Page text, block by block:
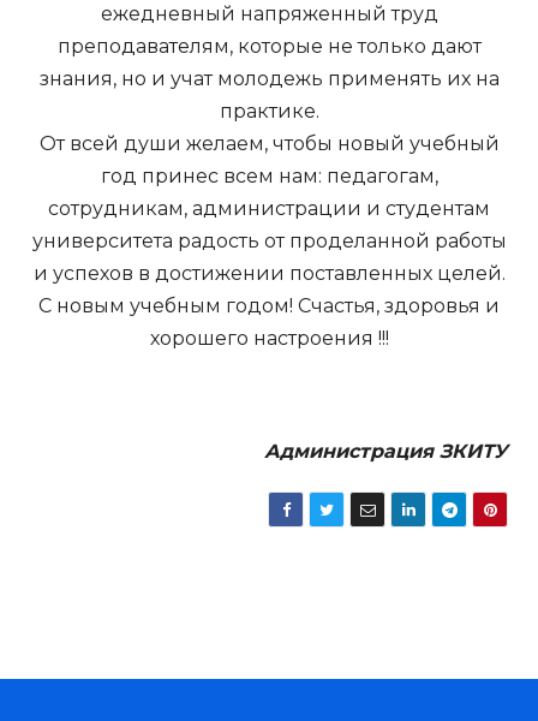
ежедневный напряженный труд
преподавателям, которые не только дают
знания, но и учат молодежь применять их на
практике.
От всей души желаем, чтобы новый учебный
год принес всем нам: педагогам,
сотрудникам, администрации и студентам
университета радость от проделанной работы
и успехов в достижении поставленных целей.
С новым учебным годом! Счастья, здоровья и
хорошего настроения !!!
Администрация ЗКИТУ